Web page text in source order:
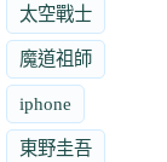
太空戰士
魔道祖師
iphone
東野圭吾